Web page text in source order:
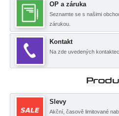
OP a záruka
Seznamte se s našimi
zárukou.
Kontakt
Na zde uvedených
Slevy
Akční, časově limitované